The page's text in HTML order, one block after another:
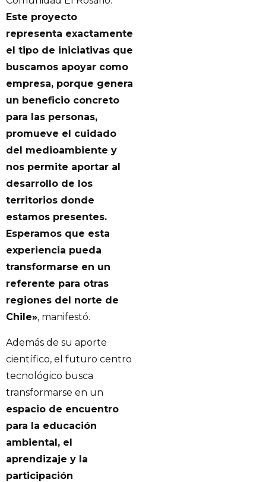
Este proyecto
representa exactamente
el tipo de iniciativas que
buscamos apoyar como
empresa, porque genera
un beneficio concreto
para las personas,
promueve el cuidado
del medioambiente y
nos permite aportar al
desarrollo de los
territorios donde
estamos presentes.
Esperamos que esta
experiencia pueda
transformarse en un
referente para otras
regiones del norte de
Chile», manifestó.
Además de su aporte
científico, el futuro centro
tecnológico busca
transformarse en un
espacio de encuentro
para la educación
ambiental, el
aprendizaje y la
participación